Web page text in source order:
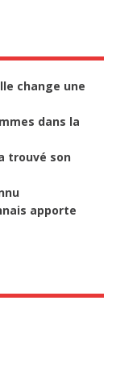
change une
dans la
trouvé son
apporte